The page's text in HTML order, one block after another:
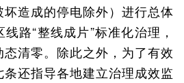
造成的停电除外）进行总体
路“整线成片”标准化治理，
清零。除此之外，为了有效
还指导各地建立治理成效监